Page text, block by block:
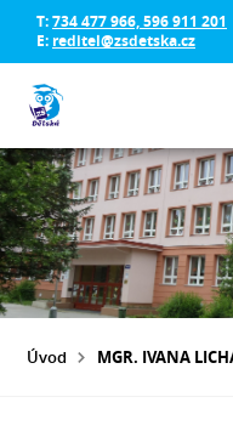
T:734 477 966, 596 911 201
E: reditel@zsdetska.cz
Úvod MGR. IVANA